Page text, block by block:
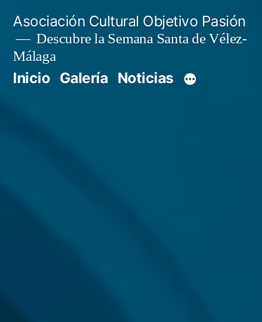
contenido
Asociación Cultural Objetivo Pasión
Descubre la Semana Santa de Vélez-
Málaga
Inicio Galería Noticias